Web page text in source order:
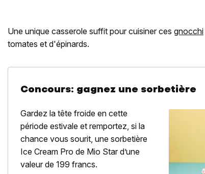
Une unique casserole suffit pour cuisiner ces gnocchi
tomates et d'épinards.
Concours: gagnez une sorbetière
Gardez la tête froide en cette
période estivale et remportez, si la
chance vous sourit, une sorbetière
Ice Cream Pro de Mio Star d’une
valeur de 199 francs.